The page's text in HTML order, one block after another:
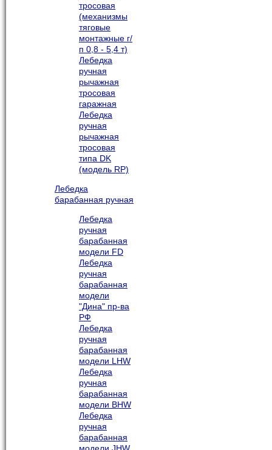
тросовая
(механизмы
тяговые
монтажные г/
п 0,8 - 5,4 т)
Лебедка
ручная
рычажная
тросовая
гаражная
Лебедка
ручная
рычажная
тросовая
типа DK
(модель RP)
Лебедка
барабанная ручная
Лебедка
ручная
барабанная
модели FD
Лебедка
ручная
барабанная
модели
"Дина" пр-ва
РФ
Лебедка
ручная
барабанная
модели LHW
Лебедка
ручная
барабанная
модели BHW
Лебедка
ручная
барабанная